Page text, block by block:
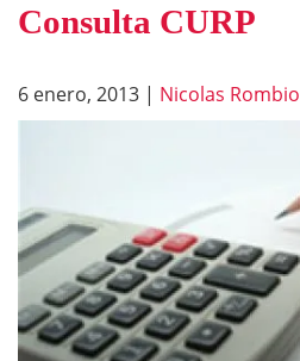
Consulta CURP
6 enero, 2013 | Nicolas